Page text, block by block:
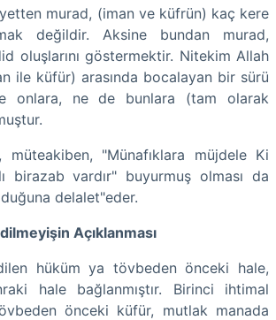
murad, (iman ve küfrün) kaç kere
değildir. Aksine bundan murad,
oluşlarını göstermektir. Nitekim Allah
ile küfür) arasında bocalayan bir sürü
onlara, ne de bunlara (tam olarak
müteakiben, "Münafıklara müjdele Ki
birazab vardır" buyurmuş olması da
delalet"eder.
Açıklanması
hüküm ya tövbeden önceki hale,
hale bağlanmıştır. Birinci ihtimal
önceki küfür, mutlak manada